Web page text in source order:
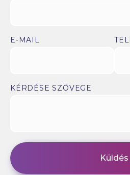
E-MAIL
KÉRDÉSE SZÖVEGE